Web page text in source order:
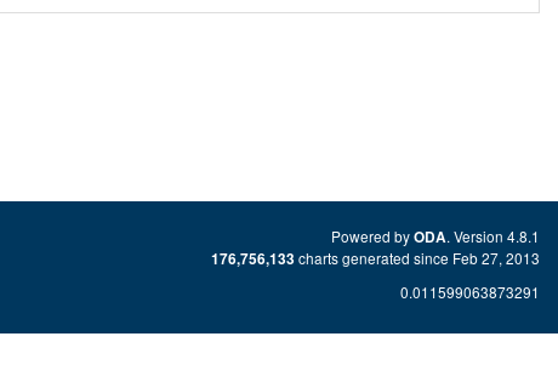
Powered byODA. Version 4.8.1
176,756,133 charts generated since Feb 27, 2013
0.011599063873291